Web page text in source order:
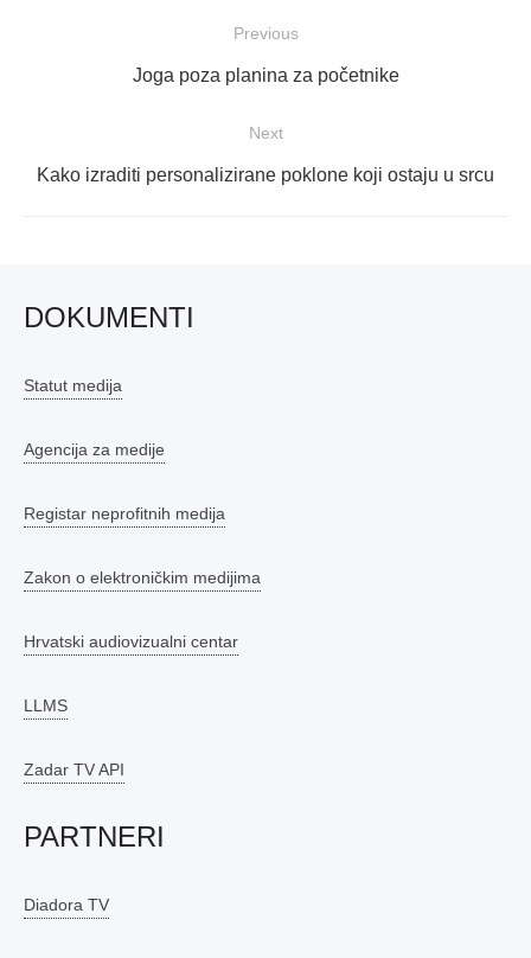
Previous
Previous
Joga poza planina za početnike
Next
Next
Kako izraditi personalizirane poklone koji ostaju u srcu
DOKUMENTI
Statut medija
Agencija za medije
Registar neprofitnih medija
Zakon o elektroničkim medijima
Hrvatski audiovizualni centar
LLMS
Zadar TV API
PARTNERI
Diadora TV